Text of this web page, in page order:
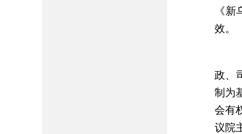
《
效。
政、
制为
会有
议院